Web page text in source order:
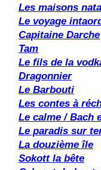
Les maisons
Le voyage
Capitaine Darche
Tam
Le fils de la
Dragonnier
Le Barbouti
Les contes à
Le calme / Bach
Le paradis sur
La douzième île
Sokott la bête